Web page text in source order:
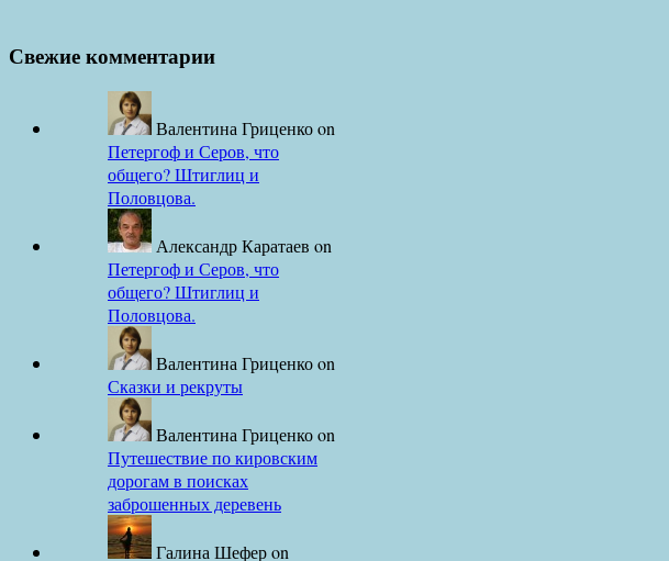
Свежие комментарии
Валентина Гриценкоon
Петергоф и Серов, что
общего? Штиглиц и
Половцова.
Александр Каратаев on
Петергоф и Серов, что
общего? Штиглиц и
Половцова.
Валентина Гриценкоon
Сказки и рекруты
Валентина Гриценкоon
Путешествие по кировским
дорогам в поисках
заброшенных деревень
Галина Шеферon